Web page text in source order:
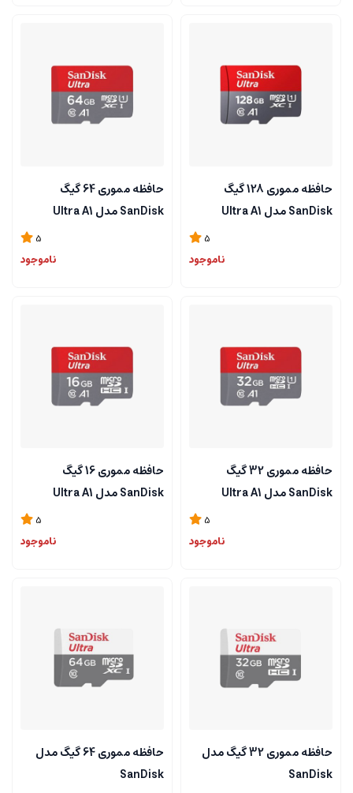
حافظه مموری 128 گیگ
SanDisk مدل Ultra A1
5
ناموجود
حافظه مموری 64 گیگ
SanDisk مدل Ultra A1
5
ناموجود
حافظه مموری 32 گیگ
SanDisk مدل Ultra A1
5
ناموجود
حافظه مموری 16 گیگ
SanDisk مدل Ultra A1
5
ناموجود
حافظه مموری 32 گیگ مدل
SanDisk
حافظه مموری 64 گیگ مدل
SanDisk